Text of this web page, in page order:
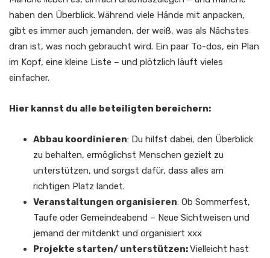
haben den Überblick. Während viele Hände mit anpacken,
gibt es immer auch jemanden, der weiß, was als Nächstes
dran ist, was noch gebraucht wird. Ein paar To-dos, ein Plan
im Kopf, eine kleine Liste – und plötzlich läuft vieles
einfacher.​
Hier kannst du alle beteiligten bereichern:
Abbau koordinieren: Du hilfst dabei, den Überblick
zu behalten, ermöglichst Menschen gezielt zu
unterstützen, und sorgst dafür, dass alles am
richtigen Platz landet.​
Veranstaltungen organisieren: Ob Sommerfest,
Taufe oder Gemeindeabend – Neue Sichtweisen und
jemand der mitdenkt und organisiert xxx​
Projekte starten/ unterstützen:Vielleicht hast